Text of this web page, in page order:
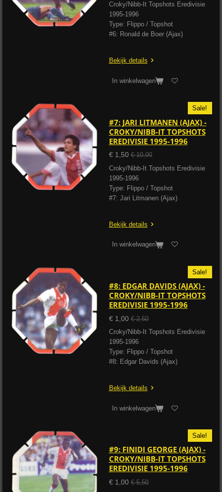
Croky/Nibb-It Topshots Eredivisie
1995-1996
Type: Flippo / Topshot
#6: Ronald de Boer (Ajax)
Bekijk details
In winkelwagen
Sale!
#7: JARI LITMANEN (AJAX) -
CROKY/NIBB-IT TOPSHOTS
EREDIVISIE 1995-1996
€ 1,50 € 10,00
Croky/Nibb-It Topshots Eredivisie
1995-1996
Type: Flippo / Topshot
#7: Jari Litmanen (Ajax)
Bekijk details
In winkelwagen
Sale!
#8: EDGAR DAVIDS (AJAX) -
CROKY/NIBB-IT TOPSHOTS
EREDIVISIE 1995-1996
€ 1,00 € 2,50
Croky/Nibb-It Topshots Eredivisie
1995-1996
Type: Flippo / Topshot
#8: Edgar Davids (Ajax)
Bekijk details
In winkelwagen
Sale!
#9: FINIDI GEORGE (AJAX) -
CROKY/NIBB-IT TOPSHOTS
EREDIVISIE 1995-1996
€ 1,00 € 5,50